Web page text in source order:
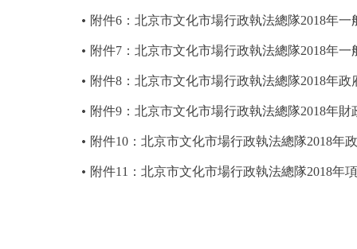
附件6：北京市文化市場行政執法總隊2018年
附件7：北京市文化市場行政執法總隊2018年
附件8：北京市文化市場行政執法總隊2018年
附件9：北京市文化市場行政執法總隊2018年
附件10：北京市文化市場行政執法總隊2018年
附件11：北京市文化市場行政執法總隊2018年